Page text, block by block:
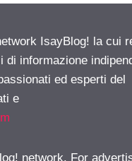
IsayBlog! la cui
informazione
ed esperti del
e
network. For